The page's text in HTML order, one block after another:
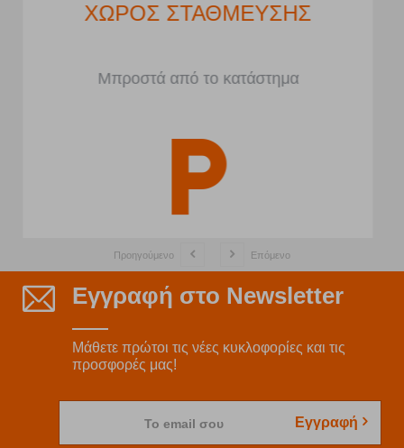
ΧΩΡΟΣ ΣΤΑΘΜΕΥΣΗΣ
Μπροστά από το κατάστημα
Προηγούμενο Επόμενο
Εγγραφή στο Newsletter
Μάθετε πρώτοι τις νέες κυκλοφορίες και τις
προσφορές μας!
Το email σου Εγγραφή